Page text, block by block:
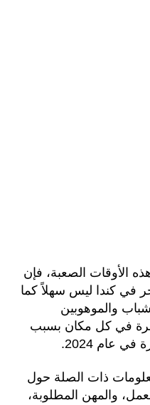
الأوقات الصعبة، فإن
في كندا ليس سهلاً كما
والموهوبين
في كل مكان بسبب
عام 2024.
ذات الصلة حول
والمهن المطلوبة،